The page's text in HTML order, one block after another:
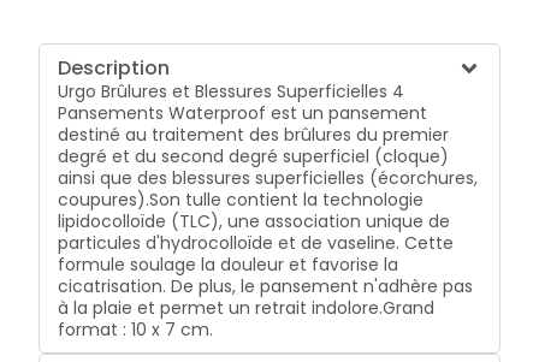
Description
Urgo Brûlures et Blessures Superficielles 4
Pansements Waterproof est un pansement
destiné au traitement des brûlures du premier
degré et du second degré superficiel (cloque)
ainsi que des blessures superficielles (écorchures,
coupures).Son tulle contient la technologie
lipidocolloïde (TLC), une association unique de
particules d'hydrocolloïde et de vaseline. Cette
formule soulage la douleur et favorise la
cicatrisation. De plus, le pansement n'adhère pas
à la plaie et permet un retrait indolore.Grand
format : 10 x 7 cm.